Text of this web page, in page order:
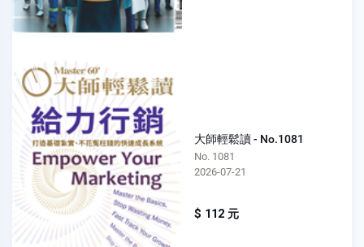
大師輕鬆讀 - No.1081
No. 1081
2026-07-21
$ 112 元